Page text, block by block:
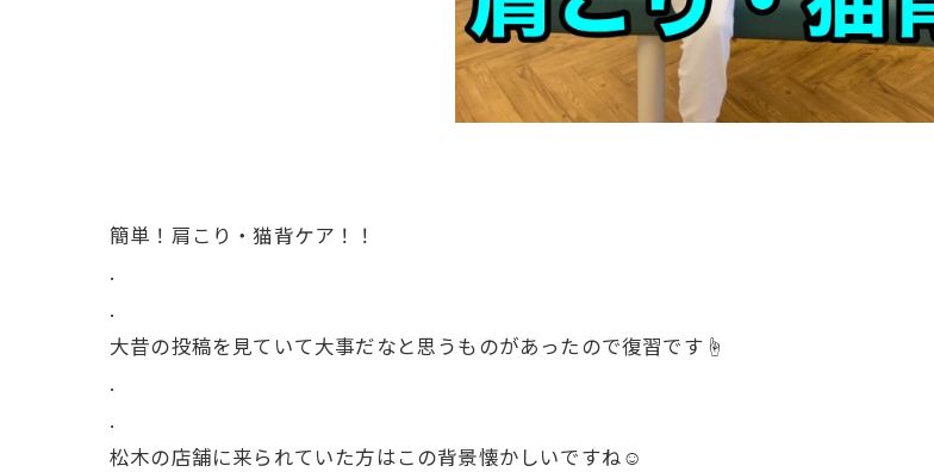
簡単！肩こり・猫背ケア！！
.
.
大昔の投稿を見ていて大事だなと思うものがあったので復習です☝️
.
.
松木の店舗に来られていた方はこの背景懐かしいですね☺️